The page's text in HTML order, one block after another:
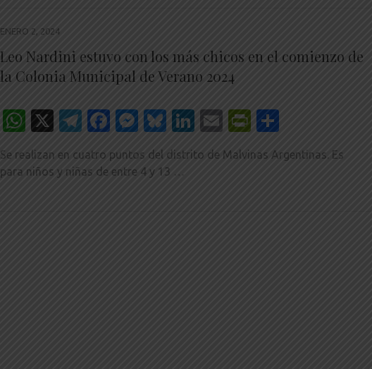
ENERO 2, 2024
Leo Nardini estuvo con los más chicos en el comienzo de
la Colonia Municipal de Verano 2024
WhatsApp
X Telegram
Facebook
Messenger
Bluesky
LinkedIn
EmailPrintFriendly
Se realizan en cuatro puntos del distrito de Malvinas Argentinas. Es
para niños y niñas de entre 4 y 13 …